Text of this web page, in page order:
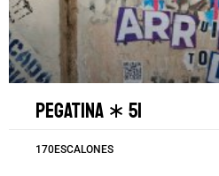
Pegatina ∗ 51
170ESCALONES